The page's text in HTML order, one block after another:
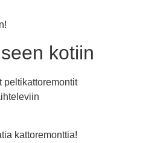
kotiin
peltikattoremontit
kattoremonttia!